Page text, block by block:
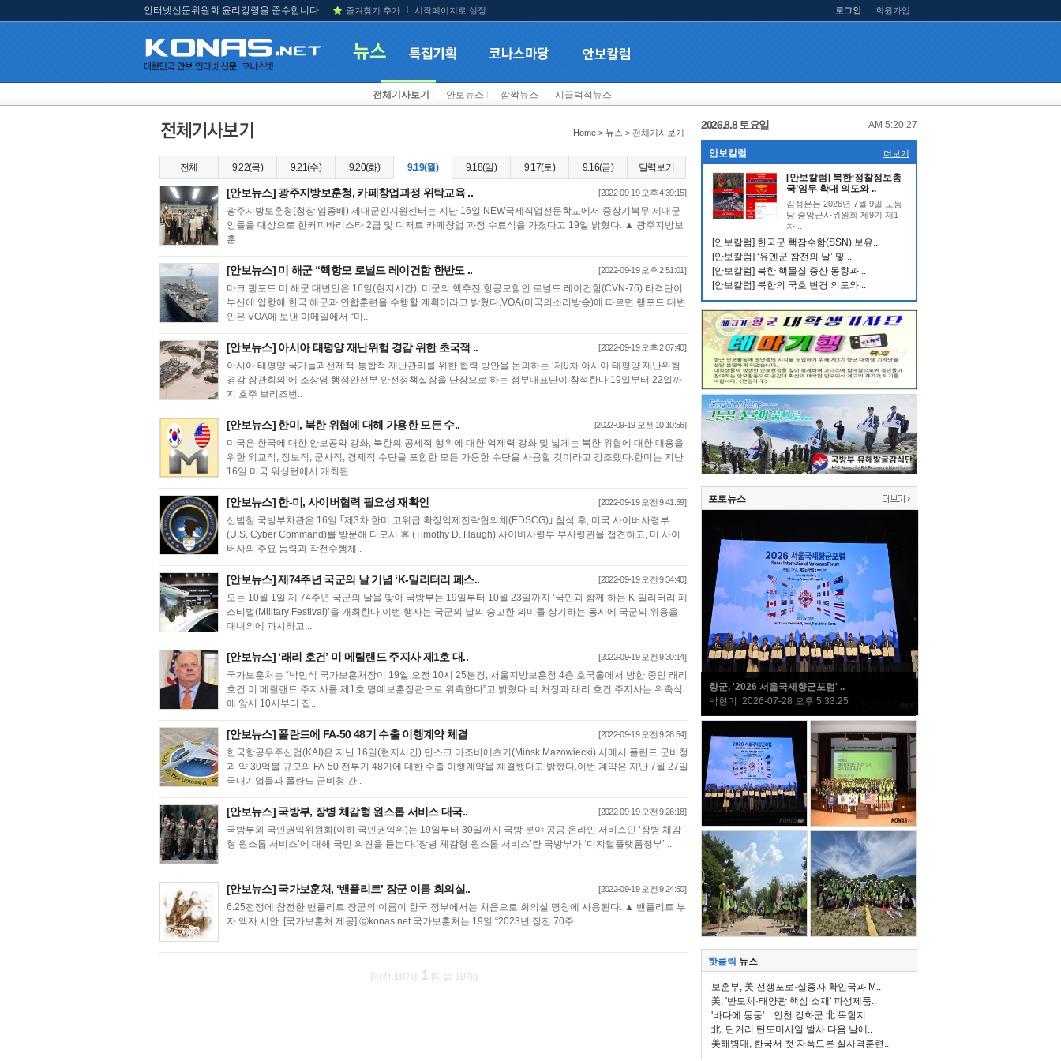
인터넷신문위원회 윤리강령을 준수합니다 즐겨찾기 추가 시작페이지로 설정 로그인 회원가입
전체기사보기 안보뉴스 깜짝뉴스 시끌벅적뉴스
Home > 뉴스 > 전체기사보기
전체 9.22(목) 9.21(수) 9.20(화) 9.19(월) 9.18(일) 9.17(토) 9.16(금) 달력보기
[안보뉴스] 광주지방보훈청, 카페창업과정 위탁교육 .. [2022-09-19 오후 4:39:15]
광주지방보훈청(청장 임종배) 제대군인지원센터는 지난 16일 NEW국제직업전문학교에서 중장기복무 제대군
인들을 대상으로 한커피바리스타 2급 및 디저트 카페창업 과정 수료식을 가졌다고 19일 밝혔다. ▲ 광주지방보
훈..
[안보뉴스] 미 해군 “핵항모 로널드 레이건함 한반도 .. [2022-09-19 오후 2:51:01]
마크 랭포드 미 해군 대변인은 16일(현지시간), 미군의 핵추진 항공모함인 로널드 레이건함(CVN-76) 타격단이
부산에 입항해 한국 해군과 연합훈련을 수행할 계획이라고 밝혔다.VOA(미국의소리방송)에 따르면 랭포드 대변
인은 VOA에 보낸 이메일에서 “미..
[안보뉴스] 아시아 태평양 재난위험 경감 위한 초국적 .. [2022-09-19 오후 2:07:40]
아시아 태평양 국가들과선제적·통합적 재난관리를 위한 협력 방안을 논의하는 ‘제9차 아시아 태평양 재난위험
경감 장관회의’에 조상명 행정안전부 안전정책실장을 단장으로 하는 정부대표단이 참석한다.19일부터 22일까
지 호주 브리즈번..
[안보뉴스] 한미, 북한 위협에 대해 가용한 모든 수.. [2022-09-19 오전 10:10:56]
미국은 한국에 대한 안보공약 강화, 북한의 공세적 행위에 대한 억제력 강화 및 넓게는 북한 위협에 대한 대응을
위한 외교적, 정보적, 군사적, 경제적 수단을 포함한 모든 가용한 수단을 사용할 것이라고 강조했다.한미는 지난
16일 미국 워싱턴에서 개최된 ..
[안보뉴스] 한-미, 사이버협력 필요성 재확인 [2022-09-19 오전 9:41:59]
신범철 국방부차관은 16일 ｢제3차 한미 고위급 확장억제전략협의체(EDSCG)｣ 참석 후, 미국 사이버사령부
(U.S. Cyber Command)를 방문해 티모시 휴 (Timothy D. Haugh) 사이버사령부 부사령관을 접견하고, 미 사이
버사의 주요 능력과 작전수행체..
[안보뉴스] 제74주년 국군의 날 기념 ‘K-밀리터리 페스.. [2022-09-19 오전 9:34:40]
오는 10월 1일 제 74주년 국군의 날을 맞아 국방부는 19일부터 10월 23일까지 ‘국민과 함께 하는 K-밀리터리 페
스티벌(Military Festival)’을 개최한다.이번 행사는 국군의 날의 숭고한 의미를 상기하는 동시에 국군의 위용을
대내외에 과시하고,..
[안보뉴스] ‘래리 호건’ 미 메릴랜드 주지사 제1호 대.. [2022-09-19 오전 9:30:14]
국가보훈처는 “박민식 국가보훈처장이 19일 오전 10시 25분경, 서울지방보훈청 4층 호국홀에서 방한 중인 래리
호건 미 메릴랜드 주지사를 제1호 명예보훈장관으로 위촉한다”고 밝혔다.박 처장과 래리 호건 주지사는 위촉식
에 앞서 10시부터 집..
[안보뉴스] 폴란드에 FA-50 48기 수출 이행계약 체결 [2022-09-19 오전 9:28:54]
한국항공우주산업(KAI)은 지난 16일(현지시간) 민스크 마조비에츠키(Mińsk Mazowiecki) 시에서 폴란드 군비청
과 약 30억불 규모의 FA-50 전투기 48기에 대한 수출 이행계약을 체결했다고 밝혔다.이번 계약은 지난 7월 27일
국내기업들과 폴란드 군비청 간..
[안보뉴스] 국방부, 장병 체감형 원스톱 서비스 대국.. [2022-09-19 오전 9:26:18]
국방부와 국민권익위원회(이하 국민권익위)는 19일부터 30일까지 국방 분야 공공 온라인 서비스인 ‘장병 체감
형 원스톱 서비스’에 대해 국민 의견을 듣는다.‘장병 체감형 원스톱 서비스’란 국방부가 ‘디지털플랫폼정부’ ..
[안보뉴스] 국가보훈처, ‘밴플리트’ 장군 이름 회의실.. [2022-09-19 오전 9:24:50]
6.25전쟁에 참전한 밴플리트 장군의 이름이 한국 정부에서는 처음으로 회의실 명칭에 사용된다. ▲ 밴플리트 부
자 액자 시안. [국가보훈처 제공] ⓒkonas.net 국가보훈처는 19일 “2023년 정전 70주..
[이전 10개] 1 [다음 10개]
2026.8.8 토요일 AM 5:20:27
안보칼럼 더보기
[안보칼럼] 북한‘정찰정보총
국’임무 확대 의도와 ..
김정은은 2026년 7월 9일 노동
당 중앙군사위원회 제9기 제1
차 ..
[안보칼럼] 한국군 핵잠수함(SSN) 보유..
[안보칼럼] ‘유엔군 참전의 날’ 및 ..
[안보칼럼] 북한 핵물질 증산 동향과 ..
[안보칼럼] 북한의 국호 변경 의도와 ..
포토뉴스
향군, '2026 서울국제향군포럼' ..
박현미 2026-07-28 오후 5:33:25
핫클릭 뉴스
보훈부, 美 전쟁포로·실종자 확인국과 M..
美, '반도체·태양광 핵심 소재' 파생제품..
'바다에 둥둥'…인천 강화군 北 목함지..
北, 단거리 탄도미사일 발사 다음 날에..
美해병대, 한국서 첫 자폭드론 실사격훈련..